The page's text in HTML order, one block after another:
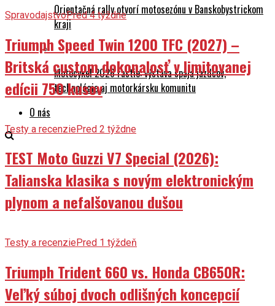
Orientačná rally otvorí motosezónu v Banskobystrickom
kraji
Motocykel 2026 rastie: výstava spája jazdcov,
technológie aj motorkársku komunitu
O nás
SpravodajstvoPred 4 týždne
Triumph Speed Twin 1200 TFC (2027) –
Britská custom dokonalosť v limitovanej
edícii 750 kusov
Testy a recenziePred 2 týždne
TEST Moto Guzzi V7 Special (2026):
Talianska klasika s novým elektronickým
plynom a nefalšovanou dušou
Testy a recenziePred 1 týždeň
Triumph Trident 660 vs. Honda CB650R:
Veľký súboj dvoch odlišných koncepcií